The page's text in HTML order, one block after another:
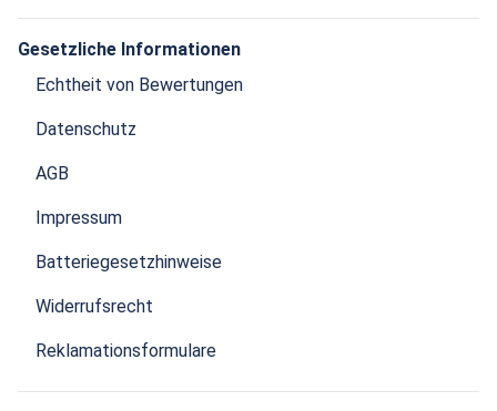
Gesetzliche Informationen
Echtheit von Bewertungen
Datenschutz
AGB
Impressum
Batteriegesetzhinweise
Widerrufsrecht
Reklamationsformulare